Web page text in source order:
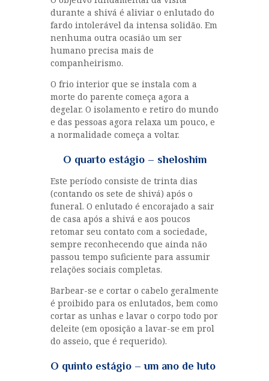
durante a shivá é aliviar o enlutado do
fardo intolerável da intensa solidão. Em
nenhuma outra ocasião um ser
humano precisa mais de
companheirismo.
O frio interior que se instala com a
morte do parente começa agora a
degelar. O isolamento e retiro do mundo
e das pessoas agora relaxa um pouco, e
a normalidade começa a voltar.
O quarto estágio – sheloshim
Este período consiste de trinta dias
(contando os sete de shivá) após o
funeral. O enlutado é encorajado a sair
de casa após a shivá e aos poucos
retomar seu contato com a sociedade,
sempre reconhecendo que ainda não
passou tempo suficiente para assumir
relações sociais completas.
Barbear-se e cortar o cabelo geralmente
é proibido para os enlutados, bem como
cortar as unhas e lavar o corpo todo por
deleite (em oposição a lavar-se em prol
do asseio, que é requerido).
O quinto estágio – um ano de luto